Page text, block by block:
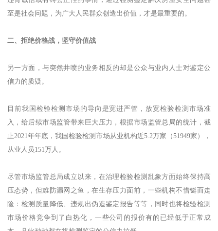
至是社会问题，为广大人民群众创造出价值，才是最重要的。
二、拒绝价格战，坚守价值战
另一方面，与突然井喷的业务相反的却是公众与业内人士对鉴定公
信力的质疑。
目前我国检验检测市场的导向是宽进严管，放宽检验检测市场准
入，给后续市场监管带来巨大压力，根据市场监管总局的统计，截
止2021年年底，我国检验检测市场从业机构近5.2万家（51949家），
从业人员151万人。
尽管市场监管总局成立以来，在治理检验检测乱象方面始终保持高
压态势，但难防漏网之鱼，在生存压力面前，一些机构不惜铤而走
险：检测质量降低、违规出伪造鉴定报告等等，同时也将检验检测
市场价格竞争到了白热化，一些公司的报价有的已经低于正常成